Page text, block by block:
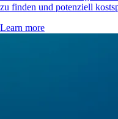
zu finden und potenziell
Learn more